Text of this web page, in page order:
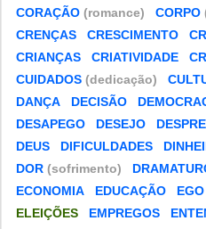
CORAÇÃO (romance) CORPO
CRENÇAS
CRESCIMENTO
CRIANÇAS
CRIATIVIDADE
CUIDADOS (dedicação)
DANÇA
DECISÃO
DESAPEGO
DESEJO
DEUS
DIFICULDADES
DOR (sofrimento)
ECONOMIA
EDUCAÇÃO EGO
ELEIÇÕES
EMPREGOS